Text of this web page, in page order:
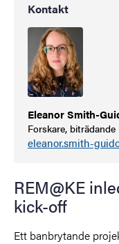
Kontakt
EleanorSmith-
Forskare, biträdande
eleanor.smith-
REM@KE
kick-off
Ett banbrytande